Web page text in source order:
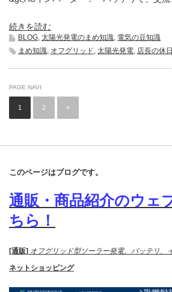
続きを読む
BLOG, 太陽光発電のまめ知識, 電気の豆知識
まめ知識, オフグリッド, 太陽光発電, 店長の休日
PAGE NAVI
1 2 »
このページはブログです。
通販・商品紹介のウェ
ちら！
[通販] オフグリッド型ソーラー発電、バッテリ、
ネットショッピング